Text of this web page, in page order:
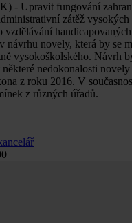
- Upravit fungování
zátěž vysokých
návrhu novely, která by se
vysokoškolského. Návrh
nedokonalosti novely
z roku 2016. V
z různých úřadů.